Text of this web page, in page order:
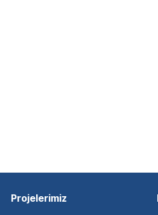
Projelerimiz